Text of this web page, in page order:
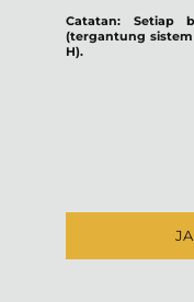
Catatan: Setiap
(tergantung
H).